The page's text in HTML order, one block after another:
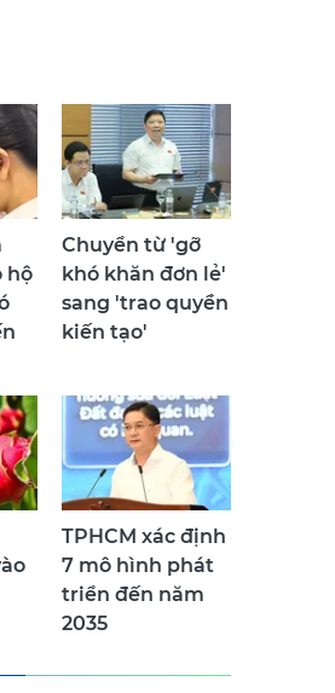
hộ
Chuyển từ 'gỡ
khó khăn đơn lẻ'
sang 'trao quyền
kiến tạo'
TPHCM xác định
7 mô hình phát
triển đến năm
2035